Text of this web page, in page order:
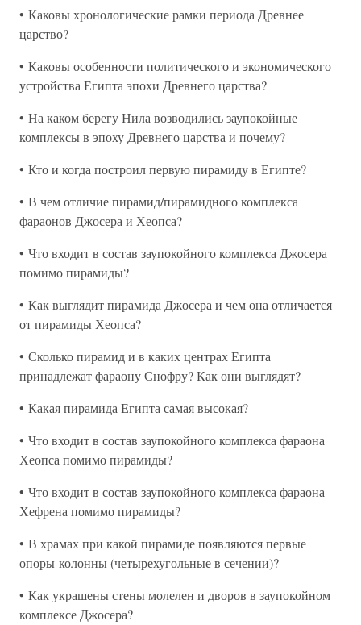
• Каковы хронологические рамки периода Древнее
царство?
• Каковы особенности политического и экономического
устройства Египта эпохи Древнего царства?
• На каком берегу Нила возводились заупокойные
комплексы в эпоху Древнего царства и почему?
• Кто и когда построил первую пирамиду в Египте?
• В чем отличие пирамид/пирамидного комплекса
фараонов Джосера и Хеопса?
• Что входит в состав заупокойного комплекса Джосера
помимо пирамиды?
• Как выглядит пирамида Джосера и чем она отличается
от пирамиды Хеопса?
• Сколько пирамид и в каких центрах Египта
принадлежат фараону Снофру? Как они выглядят?
• Какая пирамида Египта самая высокая?
• Что входит в состав заупокойного комплекса фараона
Хеопса помимо пирамиды?
• Что входит в состав заупокойного комплекса фараона
Хефрена помимо пирамиды?
• В храмах при какой пирамиде появляются первые
опоры-колонны (четырехугольные в сечении)?
• Как украшены стены молелен и дворов в заупокойном
комплексе Джосера?